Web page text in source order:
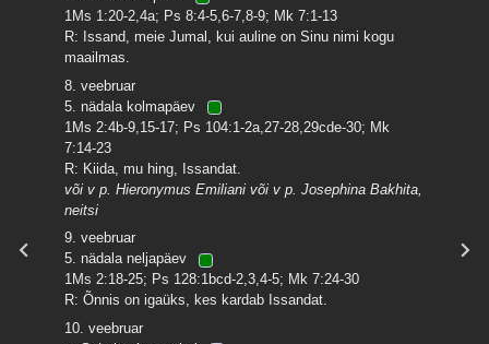
1Ms 1:20-2,4a; Ps 8:4-5,6-7,8-9; Mk 7:1-13
R: Issand, meie Jumal, kui auline on Sinu nimi kogu
maailmas.
8. veebruar
5. nädala kolmapäev
1Ms 2:4b-9,15-17; Ps 104:1-2a,27-28,29cde-30; Mk
7:14-23
R: Kiida, mu hing, Issandat.
või v p. Hieronymus Emiliani või v p. Josephina Bakhita,
neitsi
9. veebruar
5. nädala neljapäev
1Ms 2:18-25; Ps 128:1bcd-2,3,4-5; Mk 7:24-30
R: Õnnis on igaüks, kes kardab Issandat.
10. veebruar